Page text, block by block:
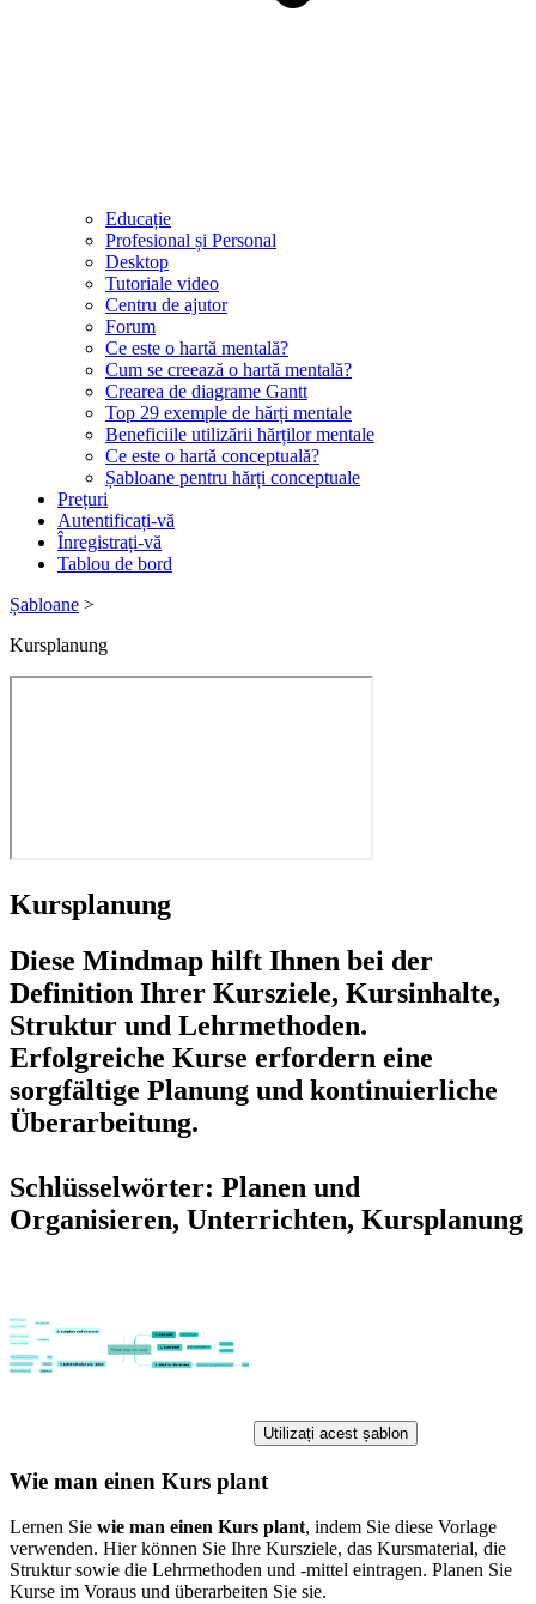
Educație
Profesional și Personal
Desktop
Tutoriale video
Centru de ajutor
Forum
Ce este o hartă mentală?
Cum se creează o hartă mentală?
Crearea de diagrame Gantt
Top 29 exemple de hărți mentale
Beneficiile utilizării hărților mentale
Ce este o hartă conceptuală?
Șabloane pentru hărți conceptuale
Prețuri
Autentificați-vă
Înregistrați-vă
Tablou de bord
Șabloane >
Kursplanung
Kursplanung
Diese Mindmap hilft Ihnen bei der
Definition Ihrer Kursziele, Kursinhalte,
Struktur und Lehrmethoden.
Erfolgreiche Kurse erfordern eine
sorgfältige Planung und kontinuierliche
Überarbeitung.
Schlüsselwörter: Planen und
Organisieren, Unterrichten, Kursplanung
Utilizați acest șablon
Wie man einen Kurs plant
Lernen Sie wie man einen Kurs plant, indem Sie diese Vorlage
verwenden. Hier können Sie Ihre Kursziele, das Kursmaterial, die
Struktur sowie die Lehrmethoden und -mittel eintragen. Planen Sie
Kurse im Voraus und überarbeiten Sie sie.